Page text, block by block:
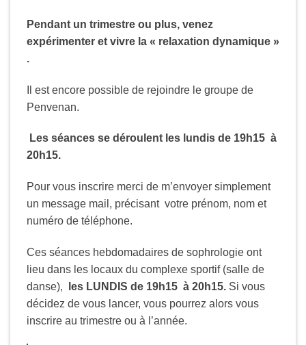
Pendant un trimestre ou plus, venez
expérimenter et vivre la « relaxation dynamique »
.
Il est encore possible de rejoindre le groupe de
Penvenan.
Les séances se déroulent les lundis de 19h15 à
20h15.
Pour vous inscrire merci de m’envoyer simplement
un message mail, précisant votre prénom, nom et
numéro de téléphone.
Ces séances hebdomadaires de sophrologie ont
lieu dans les locaux du complexe sportif (salle de
danse),
les LUNDIS de 19h15 à 20h15. Si vous
décidez de vous lancer, vous pourrez alors vous
inscrire au trimestre ou à l’année.